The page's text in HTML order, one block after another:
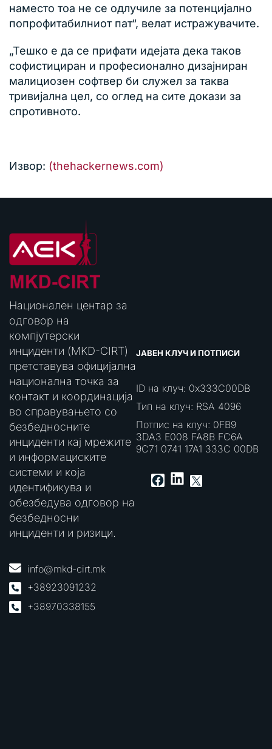
наместо тоа не се одлучиле за потенцијално
попрофитабилниот пат“, велат истражувачите.
„Тешко е да се прифати идејата дека таков
софистициран и професионално дизајниран
малициозен софтвер би служел за таква
тривијална цел, со оглед на сите докази за
спротивното.
Извор: (thehackernews.com)
Национален центар за
одговор на
компјутерски
инциденти (MKD-CIRT)
претставува официјална
национална точка за
контакт и координација
во справувањето со
безбедносните
инциденти кај мрежите
и информациските
системи и која
идентификува и
обезбедува одговор на
безбедносни
инциденти и ризици.
info@mkd-cirt.mk
+38923091232
+38970338155
ЈАВЕН КЛУЧ И ПОТПИСИ
ID на клуч: 0x333C00DB
Тип на клуч: RSA 4096
Потпис на клуч: 0FB9
3DA3 E008 FA8B FC6A
9C71 0741 17A1 333C 00DB
Facebook
LinkedIn
X